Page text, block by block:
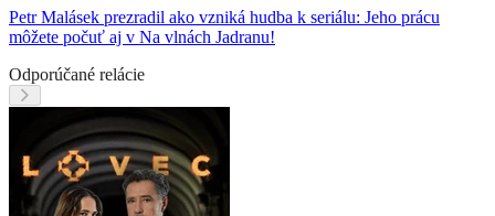
Petr Malásek prezradil ako vzniká hudba k seriálu: Jeho prácu
môžete počuť aj v Na vlnách Jadranu!
Odporúčané relácie